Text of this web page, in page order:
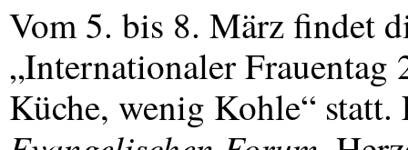
Vom 5. bis 8. März findet
„Internationaler
Küche, wenig Kohle“